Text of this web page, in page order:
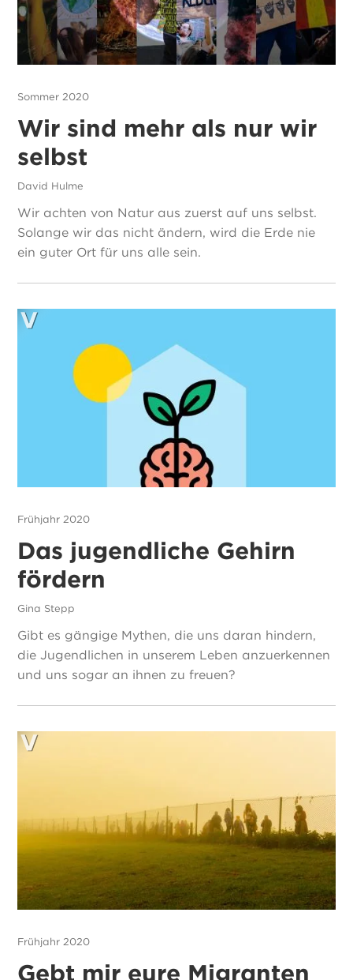
Sommer 2020
Wir sind mehr als nur wir
selbst
David Hulme
Wir achten von Natur aus zuerst auf uns selbst.
Solange wir das nicht ändern, wird die Erde nie
ein guter Ort für uns alle sein.
Frühjahr 2020
Das jugendliche Gehirn
fördern
Gina Stepp
Gibt es gängige Mythen, die uns daran hindern,
die Jugendlichen in unserem Leben anzuerkennen
und uns sogar an ihnen zu freuen?
Frühjahr 2020
Gebt mir eure Migranten